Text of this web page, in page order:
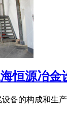
恒源冶金
备的构成和生